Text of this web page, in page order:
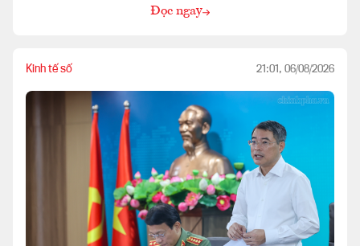
Đọc ngay
Kinh tế số 21:01, 06/08/2026